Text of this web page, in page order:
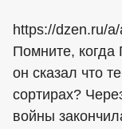
https://dzen.ru/
Помните, когда
он сказал что
сортирах?
войны